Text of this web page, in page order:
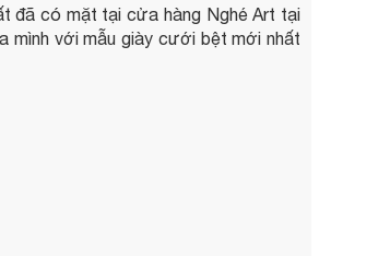
đã có mặt tại cửa hàng Nghé Art tại
mình với mẫu giày cưới bệt mới nhất